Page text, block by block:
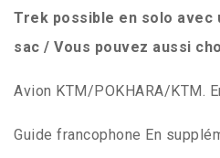
Trek possible en solo avec
sac / Vous pouvez aussi
Avion KTM/POKHARA/KTM.
Guide francophone En